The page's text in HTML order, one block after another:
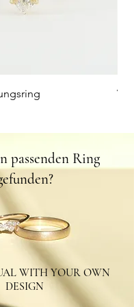
V-
passenden Ring
WITH YOUR OWN
DESIGN